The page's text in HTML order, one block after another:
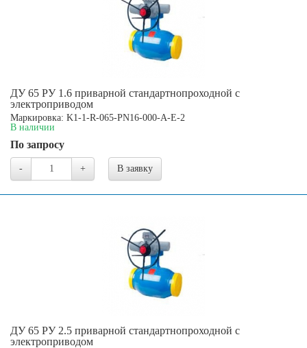
ДУ 65 РУ 1.6 приварной стандартнопроходной с
электроприводом
Маркировка: K1-1-R-065-PN16-000-A-E-2
В наличии
По запросу
- + В заявку
ДУ 65 РУ 2.5 приварной стандартнопроходной с
электроприводом